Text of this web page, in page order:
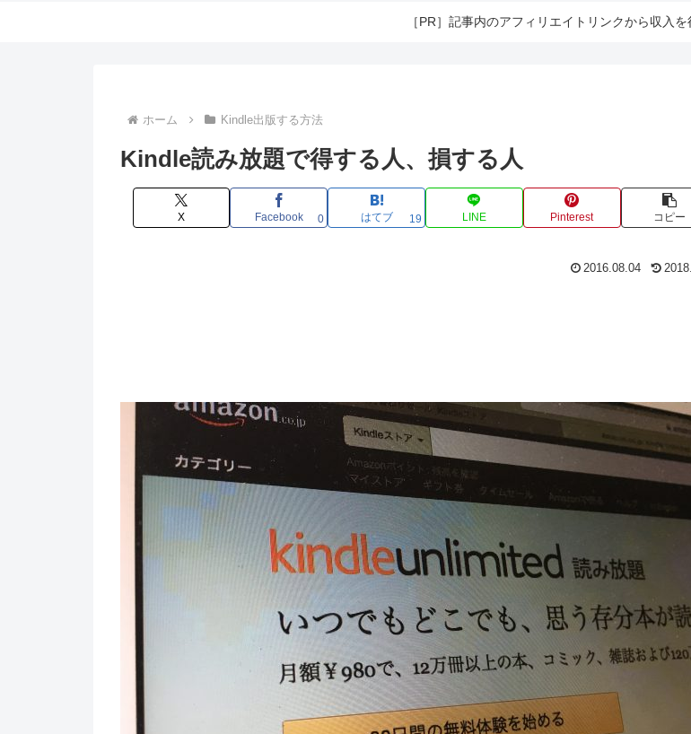
［PR］記事内のアフィリエイトリンクから収入
ホーム Kindle出版する方法
Kindle読み放題で得する人、損する人
X Facebook 0 はてブ 19 LINE Pinterest コピー
2016.08.04